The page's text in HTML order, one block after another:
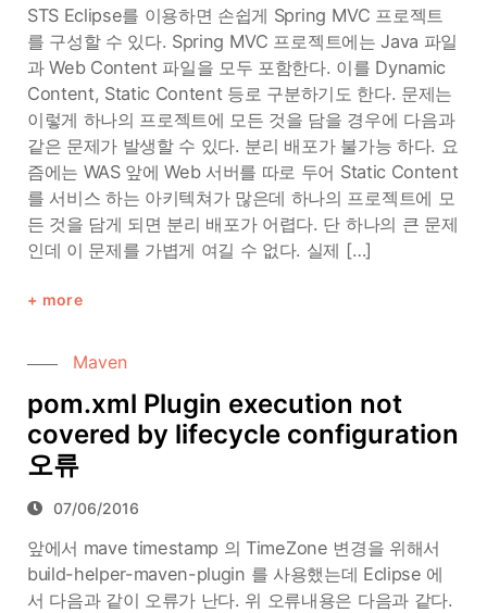
STS Eclipse를 이용하면 손쉽게 Spring MVC 프로젝트
를 구성할 수 있다. Spring MVC 프로젝트에는 Java 파일
과 Web Content 파일을 모두 포함한다. 이를 Dynamic
Content, Static Content 등로 구분하기도 한다. 문제는
이렇게 하나의 프로젝트에 모든 것을 담을 경우에 다음과
같은 문제가 발생할 수 있다. 분리 배포가 불가능 하다. 요
즘에는 WAS 앞에 Web 서버를 따로 두어 Static Content
를 서비스 하는 아키텍쳐가 많은데 하나의 프로젝트에 모
든 것을 담게 되면 분리 배포가 어렵다. 단 하나의 큰 문제
인데 이 문제를 가볍게 여길 수 없다. 실제 […]
more
Maven
pom.xml Plugin execution not
covered by lifecycle configuration
오류
07/06/2016
앞에서 mave timestamp 의 TimeZone 변경을 위해서
build-helper-maven-plugin 를 사용했는데 Eclipse 에
서 다음과 같이 오류가 난다. 위 오류내용은 다음과 같다.